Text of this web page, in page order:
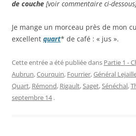
de couche [voir commentaire ci-
Je mange un morceau près de mon
excellent quart* de café : « jus ».
Cette entrée a été publiée dans Partie 1 -
Aubrun,Courquin, Fourrier,Général
Quart, Rémond, Rigault,Saget,Sénéchal,
septembre 14 .